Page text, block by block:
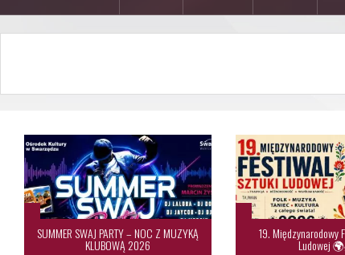
SUMMER SWAJ PARTY – NOC Z MUZYKĄ
KLUBOWĄ 2026
19. Międzynarodowy
Ludowej